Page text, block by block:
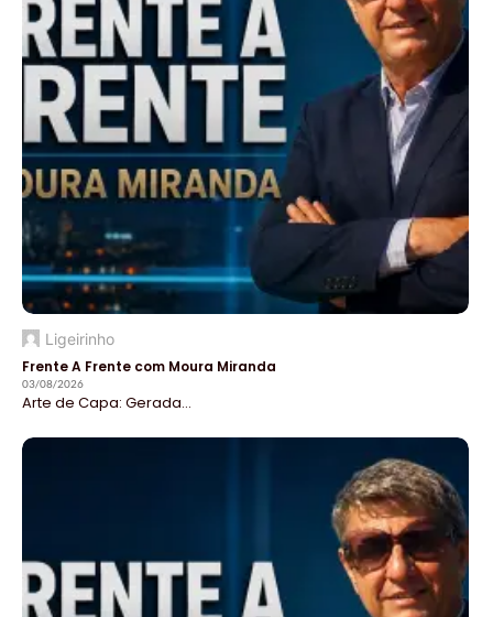
Ligeirinho
Frente A Frente com Moura Miranda
03/08/2026
Arte de Capa: Gerada...